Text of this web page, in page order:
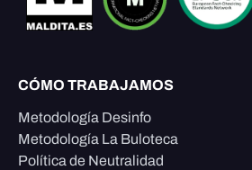
CÓMO TRABAJAMOS
Metodología Desinfo
Metodología La Buloteca
Política de Neutralidad